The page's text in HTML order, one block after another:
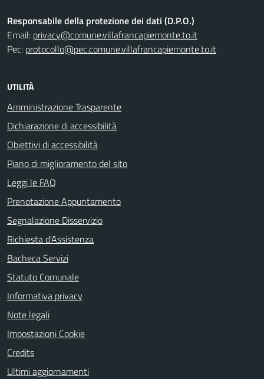
Responsabile della protezione dei dati (D.P.O.)
Email: privacy@comune.villafrancapiemonte.to.it
Pec: protocollo@pec.comune.villafrancapiemonte.to.it
UTILITÀ
Amministrazione Trasparente
Dichiarazione di accessibilità
Obiettivi di accessibilità
Piano di miglioramento del sito
Leggi le FAQ
Prenotazione Appuntamento
Segnalazione Disservizio
Richiesta d'Assistenza
Bacheca Servizi
Statuto Comunale
Informativa privacy
Note legali
Impostazioni Cookie
Credits
Ultimi aggiornamenti